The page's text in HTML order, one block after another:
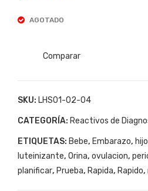
AGOTADO
Comparar
SKU: LHS01-02-04
CATEGORÍA: Reactivos de
ETIQUETAS: Bebe, Embarazo,
luteinizante, Orina, ovulacion,
planificar, Prueba, Rapida, Rapido,